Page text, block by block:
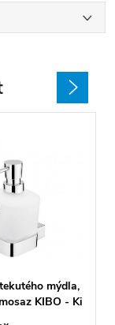
mýdla,
KIBO - Ki